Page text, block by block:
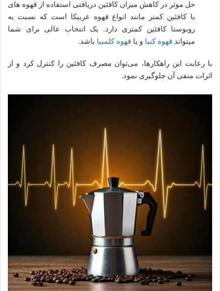
حل موثر در کاهش میزان کافئین دریافتی استفاده از قهوه های
با کافئین کمتر مانند انواع قهوه عربیکا است که نسبت به
روبوستا کافئین کمتری دارد. یک انتخاب عالی برای شما
میتواند قهوه کنیا و یا قهوه کلمبیا باشد.
با رعایت این راهکارها، می‌توان مصرف کافئین را کنترل کرد و از
اثرات منفی آن جلوگیری نمود.